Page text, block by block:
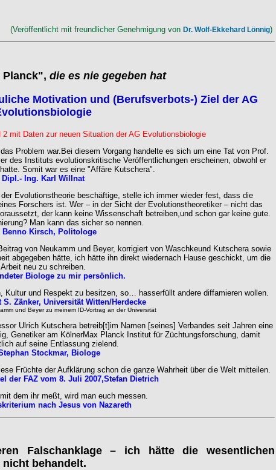
(Veröffentlicht mit freundlicher Genehmigung von Dr. Wolf-Ekkehard Lönnig)
Planck", die es nie gegeben hat
Motivation und (Berufsverbots-) Ziel der AG
2 mit Daten zur neuen Situation der AG Evolutionsbiologie
Problem war.Bei diesem Vorgang handelte es sich um eine Tat von Prof.
des Instituts evolutionskritische Veröffentlichungen erscheinen, obwohl er
Somit war es eine "Affäre Kutschera".
Dipl.- Ing. Karl Willnat
Evolutionstheorie beschäftige, stelle ich immer wieder fest, dass die
Forschers ist. Wer – in der Sicht der Evolutionstheoretiker – nicht das
der kann keine Wissenschaft betreiben,und schon gar keine gute.
Man kann das sicher so nennen.
Benno Kirsch, Politologe
von Neukamm und Beyer, korrigiert von Waschkeund Kutschera sowie
abgegeben hätte, ich hätte ihn direkt wiedernach Hause geschickt, um die
Arbeit neu zu schreiben.
Biologe zu mir persönlich.
Kultur und Respekt zu besitzen, so… hasserfüllt andere diffamieren wollen.
S. Zänker, Universität Witten/Herdecke
und Beyer zu meinem ID-Vortrag an der Universität
Ulrich Kutschera betreib[t]im Namen [seines] Verbandes seit Jahren eine
Genetiker am KölnerMax Planck Institut für Züchtungsforschung, damit
auf seine Entlassung zielend.
Stockmar, Biologe
Früchte der Aufklärung schon die ganze Wahrheit über die Welt mitteilen.
der FAZ vom 8. Juli 2007,Stefan Dietrich
dem ihr meßt, wird man euch messen.
nach Jesus von Nazareth
Falschanklage – ich hätte die wesentlichen
nicht behandelt.